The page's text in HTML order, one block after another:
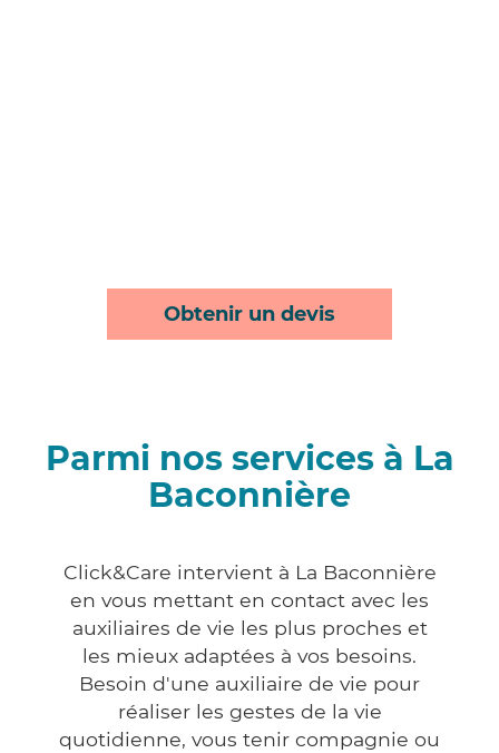
Obtenir un devis
Parmi nos services à La
Baconnière
Click&Care intervient à La Baconnière
en vous mettant en contact avec les
auxiliaires de vie les plus proches et
les mieux adaptées à vos besoins.
Besoin d'une auxiliaire de vie pour
réaliser les gestes de la vie
quotidienne, vous tenir compagnie ou